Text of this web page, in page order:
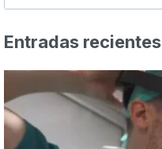
Entradas recientes